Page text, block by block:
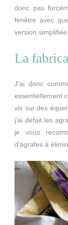
donc pas
fenêtre avec
version simplifiée
La
J’ai donc
essentiellement
vis sur des
j’ai défait les
je vous
d’agrafes à